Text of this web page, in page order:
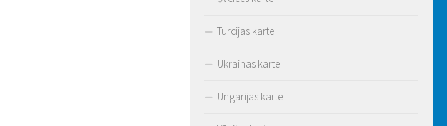
Turcijas karte
Ukrainas karte
Ungārijas karte